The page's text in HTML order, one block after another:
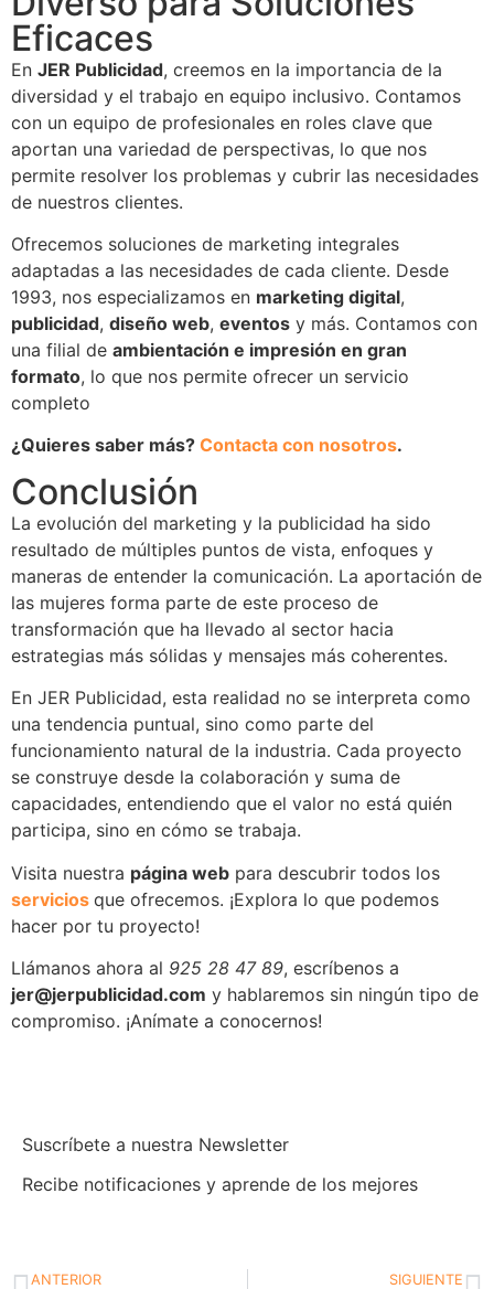
Eficaces
En JER Publicidad, creemos en la importancia de la
diversidad y el trabajo en equipo inclusivo. Contamos
con un equipo de profesionales en roles clave que
aportan una variedad de perspectivas, lo que nos
permite resolver los problemas y cubrir las necesidades
de nuestros clientes.
Ofrecemos soluciones de marketing integrales
adaptadas a las necesidades de cada cliente. Desde
1993, nos especializamos en marketing digital,
publicidad, diseño web, eventos y más. Contamos con
una filial de ambientación e impresión en gran
formato, lo que nos permite ofrecer un servicio
completo
¿Quieres saber más? Contacta con nosotros.
Conclusión
La evolución del marketing y la publicidad ha sido
resultado de múltiples puntos de vista, enfoques y
maneras de entender la comunicación. La aportación de
las mujeres forma parte de este proceso de
transformación que ha llevado al sector hacia
estrategias más sólidas y mensajes más coherentes.
En JER Publicidad, esta realidad no se interpreta como
una tendencia puntual, sino como parte del
funcionamiento natural de la industria. Cada proyecto
se construye desde la colaboración y suma de
capacidades, entendiendo que el valor no está quién
participa, sino en cómo se trabaja.
Visita nuestra página web para descubrir todos los
servicios que ofrecemos. ¡Explora lo que podemos
hacer por tu proyecto!
Llámanos ahora al 925 28 47 89, escríbenos a
jer@jerpublicidad.com y hablaremos sin ningún tipo de
compromiso. ¡Anímate a conocernos!
Suscríbete a nuestra Newsletter
Recibe notificaciones y aprende de los mejores
ANTERIOR SIGUIENTE